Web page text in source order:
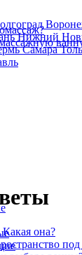
Нижний
Самара
она?